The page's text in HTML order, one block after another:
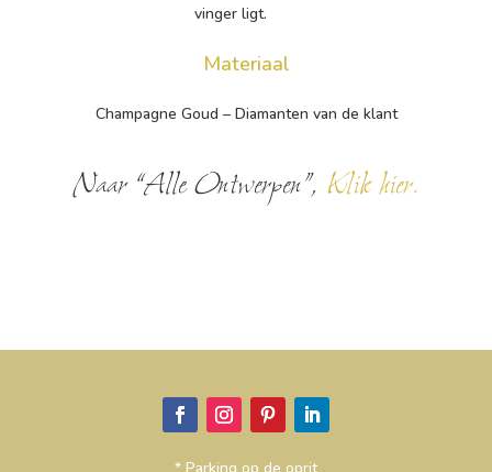
vinger ligt.
Materiaal
Champagne Goud – Diamanten van de klant
Naar “Alle Ontwerpen”, Klik hier.